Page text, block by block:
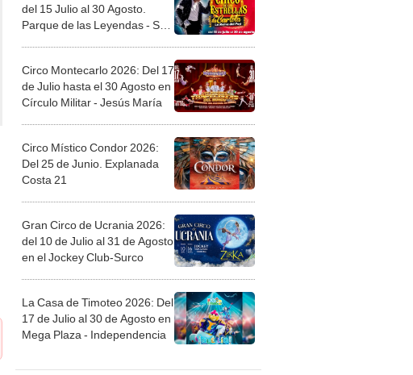
del 15 Julio al 30 Agosto.
Parque de las Leyendas - San
Circo Montecarlo 2026: Del 17
de Julio hasta el 30 Agosto en
Círculo Militar - Jesús María
Circo Místico Condor 2026:
Del 25 de Junio. Explanada
Costa 21
Gran Circo de Ucrania 2026:
del 10 de Julio al 31 de Agosto
en el Jockey Club-Surco
La Casa de Timoteo 2026: Del
17 de Julio al 30 de Agosto en
Mega Plaza - Independencia